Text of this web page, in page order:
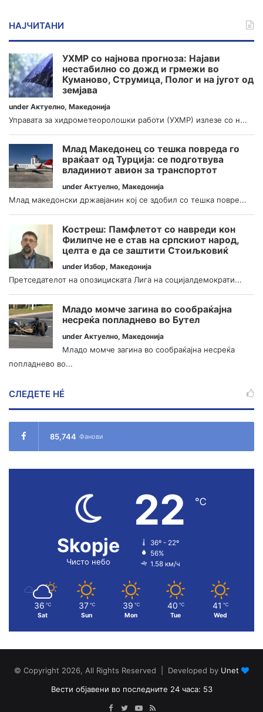
НАЈЧИТАНИ
УХМР со најнова прогноза: Најави
нестабилно со дожд и грмежи во
Куманово, Струмица, Полог и на југот од
земјава
under Актуелно, Македонија
Управата за хидрометеоролошки работи (УХМР) излезе со н...
Млад Македонец со тешка повреда го
враќаат од Турција: се подготвува
владиниот авион за транспортот
under Актуелно, Македонија
Млад македонски државјанин кој се здобил со тешка повре...
Костреш: Памфлетот со навреди кон
Филипче не е став на српскиот народ,
целта е да се заштити Стоиљковиќ
under Избор, Македонија
Претседателот на опозициската Лига на социјалдемократи...
Младо момче загина во сообраќајна
несреќа попладнево во Бутел
under Актуелно, Македонија
Младо момче загина во сообраќајна несреќа
попладнево во...
СЛЕДЕТЕ НÉ
85,744 Фанови
Skopje
Чисто небо
22 ℃
36º - 22º
56%
1.58 км/ч
36 ℃
Sat
37 ℃
Sun
39 ℃
Mon
40 ℃
Tue
41 ℃
Wed
© Copyright 2026, All Rights Reserved | Developed by Unet
Вести објавени во последните 24 часа: 53
Facebook
TwitterYouTube
RSS